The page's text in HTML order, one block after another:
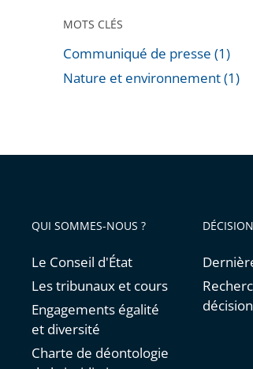
MOTS CLÉS
Communiqué de presse (1)
Nature et environnement (1)
QUI SOMMES-NOUS ?
Le Conseil d'État
Les tribunaux et cours
Engagements égalité
et diversité
Charte de déontologie